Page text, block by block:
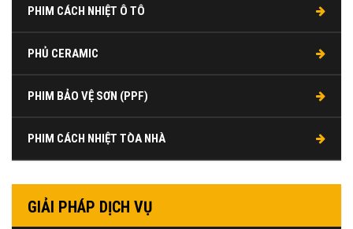
PHIM CÁCH NHIỆT Ô TÔ
PHỦ CERAMIC
PHIM BẢO VỆ SƠN (PPF)
PHIM CÁCH NHIỆT TÒA NHÀ
GIẢI PHÁP DỊCH VỤ